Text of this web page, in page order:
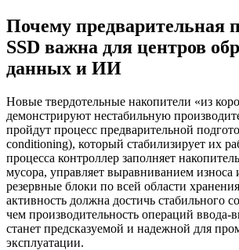
Почему предварительная
SSD важна для центров
данных и ИИ
Новые твердотельные накопители «из
демонстрируют нестабильную
пройдут процесс предварительной
conditioning), который стабилизирует их
процесса контроллер заполняет
мусора, управляет выравниванием износа
резервные блоки по всей области
активность должна достичь стабильного
чем производительность операций ввода-
станет предсказуемой и надежной для
эксплуатации.